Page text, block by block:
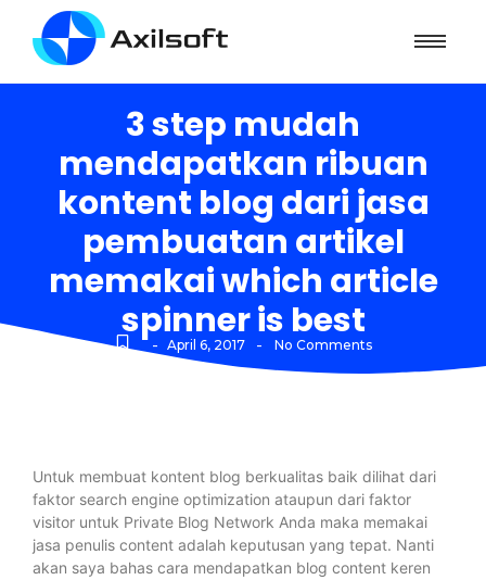
3 step mudah
mendapatkan ribuan
kontent blog dari jasa
pembuatan artikel
memakai which article
spinner is best
- April 6, 2017 - No Comments
Untuk membuat kontent blog berkualitas baik dilihat dari
faktor search engine optimization ataupun dari faktor
visitor untuk Private Blog Network Anda maka memakai
jasa penulis content adalah keputusan yang tepat. Nanti
akan saya bahas cara mendapatkan blog content keren